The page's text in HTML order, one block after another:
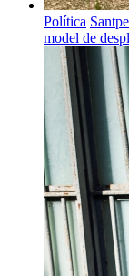
Política
model de